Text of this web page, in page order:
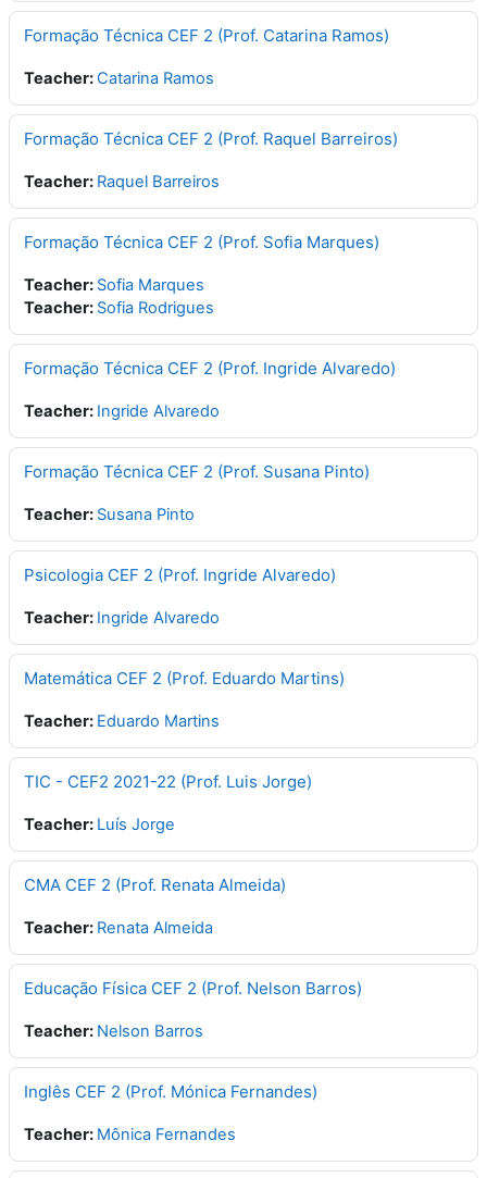
Formação Técnica CEF 2 (Prof. Catarina Ramos)
Teacher:Catarina Ramos
Formação Técnica CEF 2 (Prof. Raquel Barreiros)
Teacher: Raquel Barreiros
Formação Técnica CEF 2 (Prof. Sofia Marques)
Teacher: Sofia Marques
Teacher: Sofia Rodrigues
Formação Técnica CEF 2 (Prof. Ingride Alvaredo)
Teacher: Ingride Alvaredo
Formação Técnica CEF 2 (Prof. Susana Pinto)
Teacher: Susana Pinto
Psicologia CEF 2 (Prof. Ingride Alvaredo)
Teacher: Ingride Alvaredo
Matemática CEF 2 (Prof. Eduardo Martins)
Teacher: Eduardo Martins
TIC - CEF2 2021-22 (Prof. Luis Jorge)
Teacher: Luís Jorge
CMA CEF 2 (Prof. Renata Almeida)
Teacher: Renata Almeida
Educação Física CEF 2 (Prof. Nelson Barros)
Teacher: Nelson Barros
Inglês CEF 2 (Prof. Mónica Fernandes)
Teacher: Mônica Fernandes